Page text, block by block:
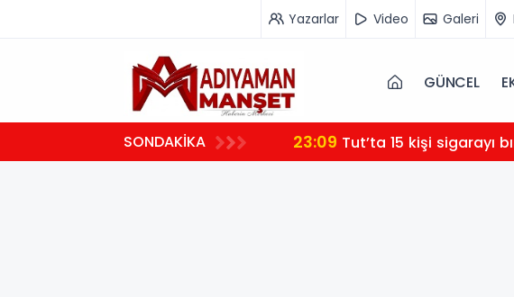
Yazarlar Video Galeri
GÜNCEL
SONDAKİKA 23:09 Tut’ta 15 kişi sigarayı